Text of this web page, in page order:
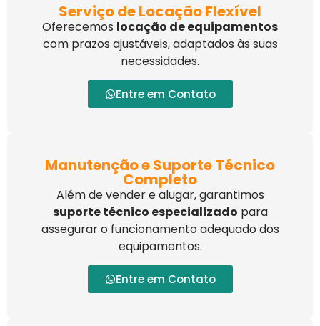
Serviço de Locação Flexível
Oferecemos locação de equipamentos
com prazos ajustáveis, adaptados às suas
necessidades.
Entre em Contato
Manutenção e Suporte Técnico
Completo
Além de vender e alugar, garantimos
suporte técnico especializado para
assegurar o funcionamento adequado dos
equipamentos.
Entre em Contato